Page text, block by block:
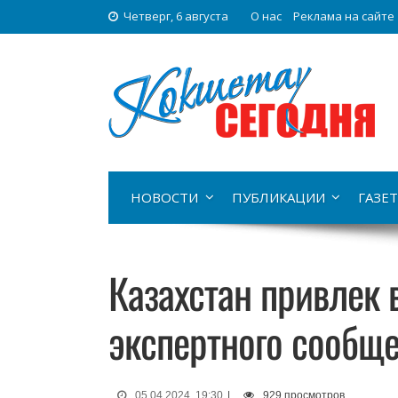
Четверг, 6 августа О нас Реклама на сайте
НОВОСТИ ПУБЛИКАЦИИ
Казахстан
экспертного
05.04.2024, 19:30 | 929 просмотров